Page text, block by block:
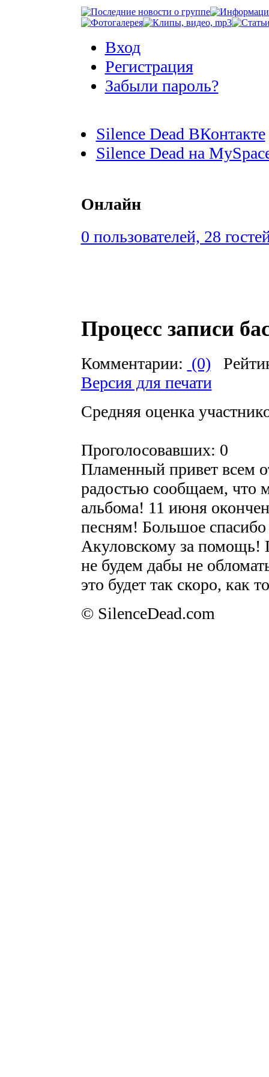
Вход
Регистрация
Забыли пароль?
Silence Dead ВКонтакте
Silence Dead на
Онлайн
0 пользователей, 28
Процесс записи
Комментарии: (0)
Версия для печати
Средняя оценка
Проголосовавших: 0
Пламенный привет всем
радостью сообщаем, что
альбома! 11 июня
песням! Большое
Акуловскому за помощь!
не будем дабы не
это будет так скоро, как
© SilenceDead.com